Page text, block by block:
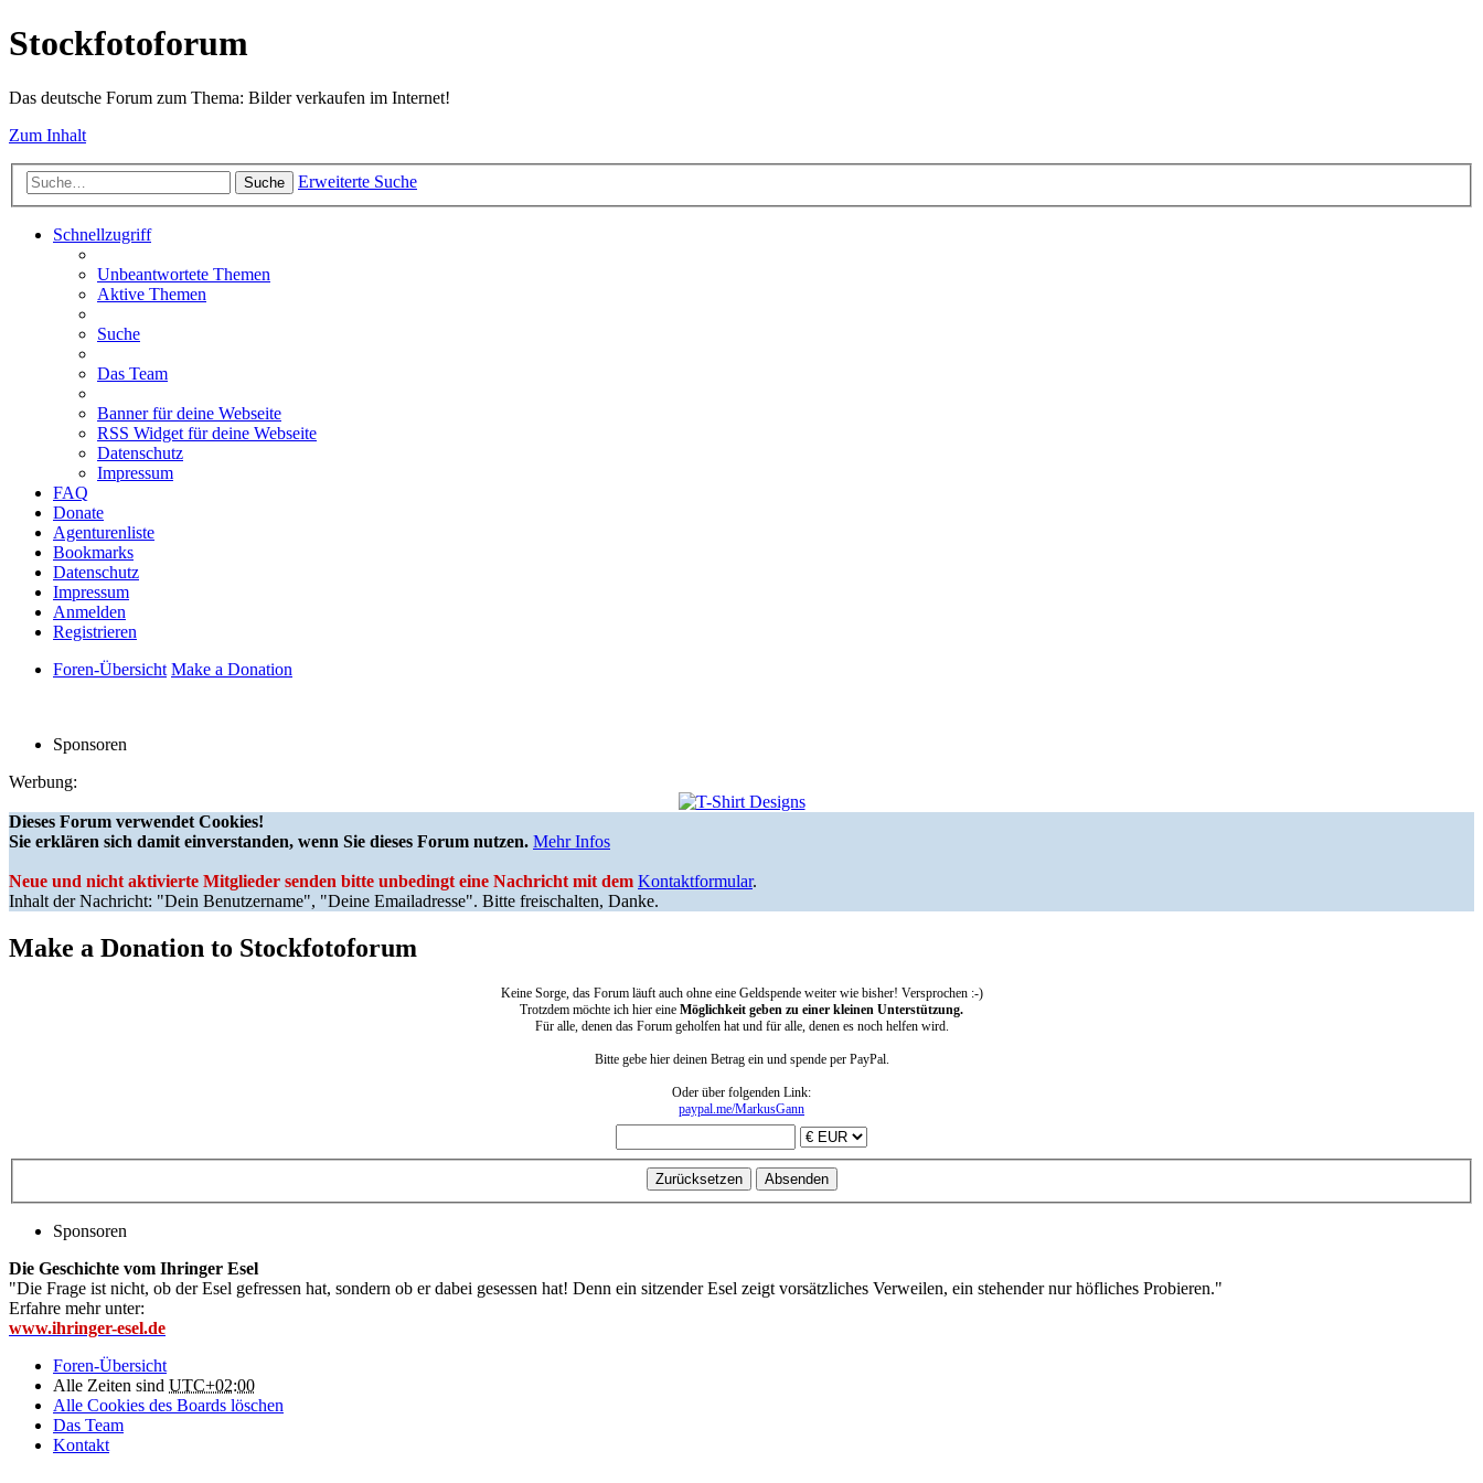
Stockfotoforum
Das deutsche Forum zum Thema: Bilder verkaufen im Internet!
Zum Inhalt
Suche Erweiterte Suche
Schnellzugriff
Unbeantwortete Themen
Aktive Themen
Suche
Das Team
Banner für deine Webseite
RSS Widget für deine Webseite
Datenschutz
Impressum
FAQ
Donate
Agenturenliste
Bookmarks
Datenschutz
Impressum
Anmelden
Registrieren
Foren-Übersicht Make a Donation
Sponsoren
Werbung:
Dieses Forum verwendet Cookies!
Sie erklären sich damit einverstanden, wenn Sie dieses Forum nutzen. Mehr Infos
Neue und nicht aktivierte Mitglieder senden bitte unbedingt eine Nachricht mit dem Kontaktformular.
Inhalt der Nachricht: "Dein Benutzername", "Deine Emailadresse". Bitte freischalten, Danke.
Make a Donation to Stockfotoforum
Keine Sorge, das Forum läuft auch ohne eine Geldspende weiter wie bisher! Versprochen :-)
Trotzdem möchte ich hier eine Möglichkeit geben zu einer kleinen Unterstützung.
Für alle, denen das Forum geholfen hat und für alle, denen es noch helfen wird.
Bitte gebe hier deinen Betrag ein und spende per PayPal.
Oder über folgenden Link:
paypal.me/MarkusGann
Sponsoren
Die Geschichte vom Ihringer Esel
"Die Frage ist nicht, ob der Esel gefressen hat, sondern ob er dabei gesessen hat! Denn ein sitzender Esel zeigt vorsätzliches Verweilen, ein stehender nur höfliches Probieren."
Erfahre mehr unter:
www.ihringer-esel.de
Foren-Übersicht
Alle Zeiten sind UTC+02:00
Alle Cookies des Boards löschen
Das Team
Kontakt